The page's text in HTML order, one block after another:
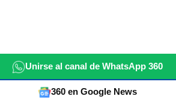
Unirse al canal de WhatsApp 360
360 en Google News